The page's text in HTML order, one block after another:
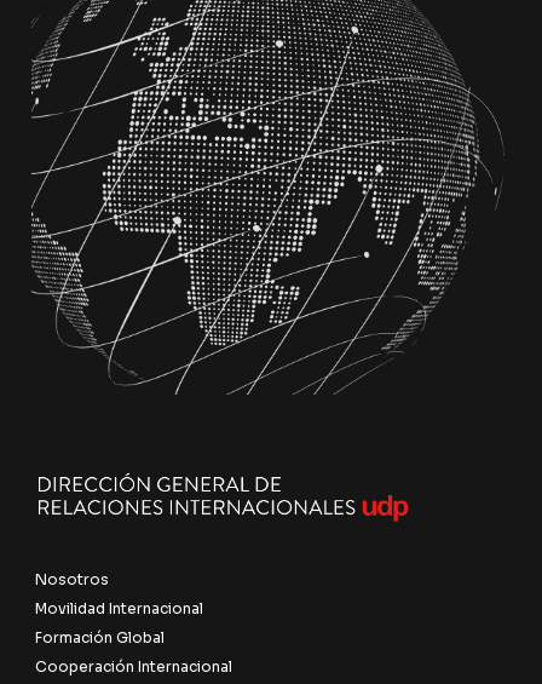
Nosotros
Movilidad Internacional
Formación Global
Cooperación Internacional